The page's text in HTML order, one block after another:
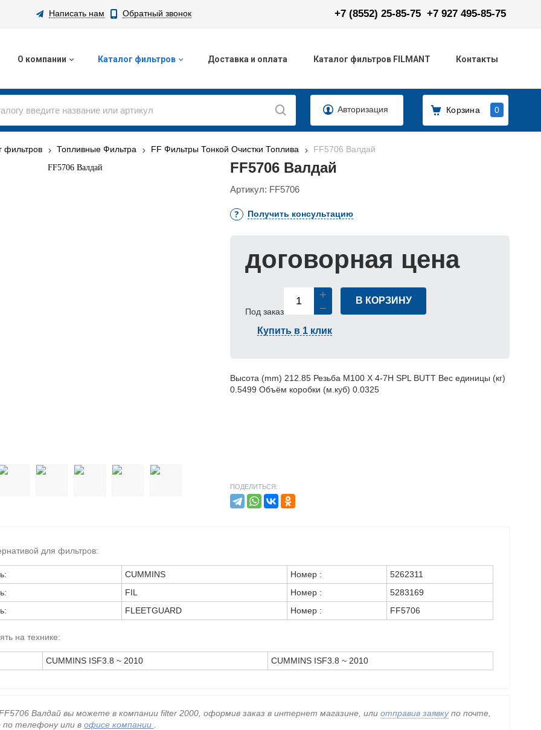
Написать нам Обратный звонок +7 (8552) 25-85-75 +7 927 495-85-75
О компании Каталог фильтров Доставка и оплата Каталог фильтров FILMANT Контакты
Авторизация Корзина 0
фильтров Топливные Фильтра FF Фильтры Тонкой Очистки Топлива FF5706 Валдай
FF5706 Валдай
Артикул: FF5706
Получить консультацию
договорная цена
Под заказ
В КОРЗИНУ
Купить в 1 клик
Высота (mm) 212.85 Резьба M100 X 4-7H SPL BUTT Вес единицы (кг)
0.5499 Объём коробки (м.куб) 0.0325
ПОДЕЛИТЬСЯ:
для фильтров:
CUMMINS Номер :
5262311
FIL Номер :
5283169
FLEETGUARD Номер : FF5706
на технике:
CUMMINS ISF3.8 ~ 2010 CUMMINS ISF3.8 ~ 2010
Валдай вы можете в компании filter 2000, оформив заказ в интернет магазине, или отправив заявкупо почте,
по телефонуили в офисе компании